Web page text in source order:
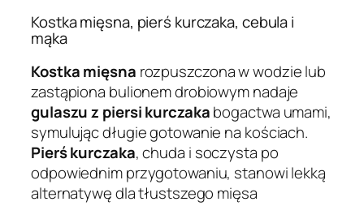
Kostka mięsna, pierś kurczaka, cebula i
mąka
Kostka mięsna rozpuszczona w wodzie lub
zastąpiona bulionem drobiowym nadaje
gulaszu z piersi kurczakabogactwa umami,
symulując długie gotowanie na kościach.
Pierś kurczaka, chuda i soczysta po
odpowiednim przygotowaniu, stanowi lekką
alternatywę dla tłustszego mięsa